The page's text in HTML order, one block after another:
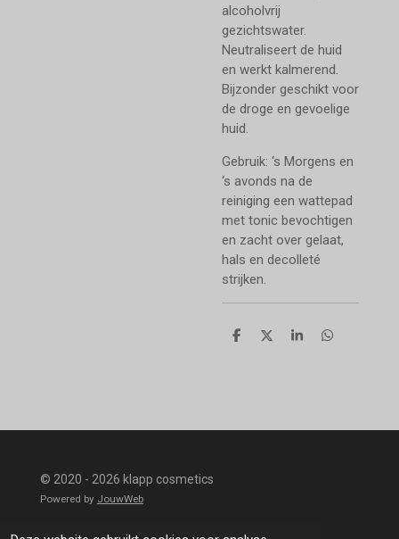
alcoholvrij
gezichtswater.
Neutraliseert de huid
en werkt kalmerend.
Bijzonder geschikt voor
de droge en gevoelige
huid.
Gebruik: ‘s Morgens en
‘s avonds na de
reiniging een wattepad
met tonic bevochtigen
en zacht over gelaat,
hals en decolleté
strijken.
D
D
S
D
© 2020 - 2026 klapp cosmetics
Powered by JouwWeb